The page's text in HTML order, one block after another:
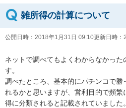
雑所得の計算について
公開日時： 2018年1月31日 09:10更新日時：
ネットで調べてもよくわからなかった
す。
調べたところ、基本的にパチンコで勝
れるかと思いますが、営利目的で頻
得に分類されると記載されていました。